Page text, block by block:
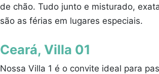
de chão. Tudo junto e misturado,
são as férias em lugares especiais.
Ceará, Villa 01
Nossa Villa 1 é o convite ideal para